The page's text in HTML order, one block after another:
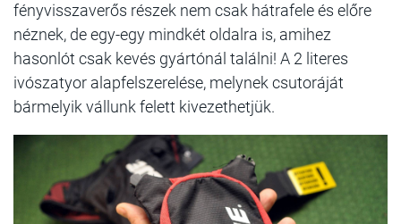
fényvisszaverős részek nem csak hátrafele és előre
néznek, de egy-egy mindkét oldalra is, amihez
hasonlót csak kevés gyártónál találni! A 2 literes
ivószatyor alapfelszerelése, melynek csutoráját
bármelyik vállunk felett kivezethetjük.